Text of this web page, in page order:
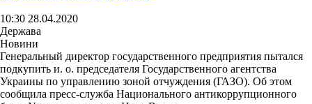
10:30 28.04.2020
Держава
Новини
Генеральный директор государственного предприятия пытался
подкупить и. о. председателя Государственного агентства
Украины по управлению зоной отчуждения (ГАЗО). Об этом
сообщила пресс-служба Национального антикоррупционного